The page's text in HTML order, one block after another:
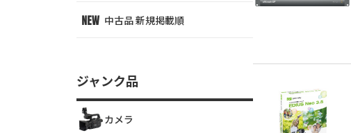
中古品 新規掲載順
ジャンク品
カメラ